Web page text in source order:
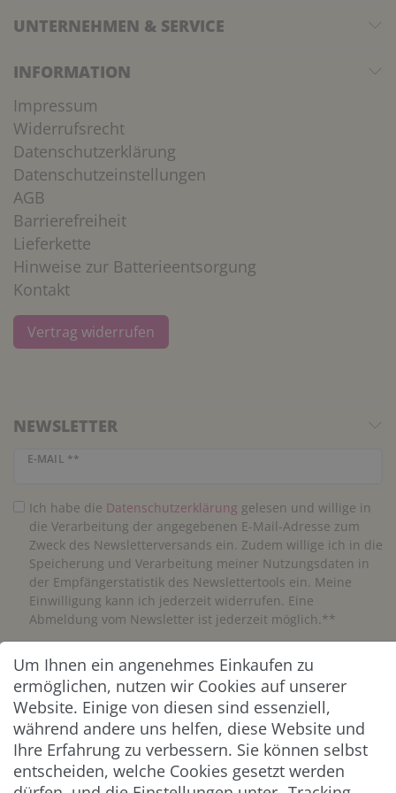
UNTERNEHMEN & SERVICE
INFORMATION
Impressum
Widerrufsrecht
Datenschutzerklärung
Datenschutzeinstellungen
AGB
Barrierefreiheit
Lieferkette
Hinweise zur Batterieentsorgung
Kontakt
Vertrag widerrufen
NEWSLETTER
E-MAIL **
Newsletter Honig
Ich habe die Daten­schutz­erklärung gelesen und willige in
die Verarbeitung der angegebenen E-Mail-Adresse zum
Zweck des Newsletterversands ein. Zudem willige ich in die
Speicherung und Verarbeitung meiner Nutzungsdaten in
der Empfängerstatistik des Newslettertools ein. Meine
Einwilligung kann ich jederzeit widerrufen. Eine
Abmeldung vom Newsletter ist jederzeit möglich.**
Abonnieren
** Hierbei handelt es sich um ein Pflichtfeld.
ZAHLUNG & VERSAND
Um Ihnen ein angenehmes Einkaufen zu
ermöglichen, nutzen wir Cookies auf unserer
Website. Einige von diesen sind essenziell,
während andere uns helfen, diese Website und
Ihre Erfahrung zu verbessern. Sie können selbst
entscheiden, welche Cookies gesetzt werden